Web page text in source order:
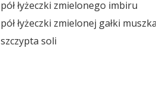
pół łyżeczki zmielonego imbiru
pół łyżeczki zmielonej gałki
szczypta soli